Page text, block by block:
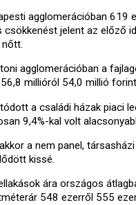
agglomerációban
jelent az előző
agglomerációban a
56,8 millióról 54,0 millió
a családi házak piaci
9,4%-kal volt
a nem panel,
kissé.
ára országos
548 ezerről 555